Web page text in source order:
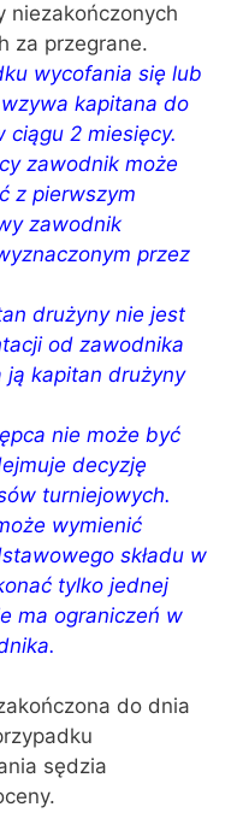
niezakończonych
za przegrane.
wycofania się lub
kapitana do
ciągu 2 miesięcy.
zawodnik może
z pierwszym
zawodnik
przez
drużyny nie jest
od zawodnika
kapitan drużyny
nie może być
decyzję
turniejowych.
wymienić
składu w
tylko jednej
ma ograniczeń w
do dnia
sędzia